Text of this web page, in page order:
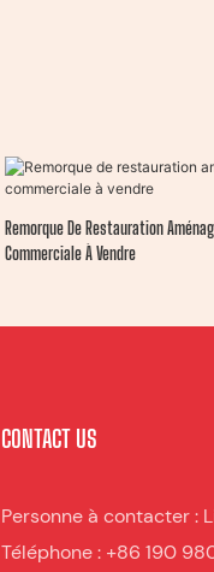
Remorque De Restauration
Commerciale À Vendre
CONTACT US
Personne à contacter :
Téléphone : +86 190